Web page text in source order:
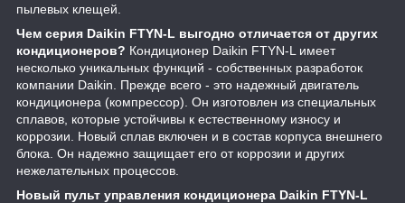
пылевых клещей.
Чем серия Daikin FTYN-L выгодно отличается от других
кондиционеров? Кондиционер Daikin FTYN-L имеет
несколько уникальных функций - собственных разработок
компании Daikin. Прежде всего - это надежный двигатель
кондиционера (компрессор). Он изготовлен из специальных
сплавов, которые устойчивы к естественному износу и
коррозии. Новый сплав включен и в состав корпуса внешнего
блока. Он надежно защищает его от коррозии и других
нежелательных процессов.
Новый пульт управления кондиционера Daikin FTYN-L